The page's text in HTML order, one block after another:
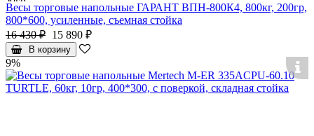
Весы торговые напольные ГАРАНТ ВПН-800К4, 800кг, 200гр,
800*600, усиленные, съемная стойка
16 430 ₽ 15 890 ₽
В корзину
9%